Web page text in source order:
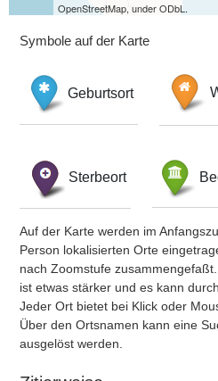
OpenStreetMap, under ODbL.
Symbole auf der Karte
Geburtsort
Sterbeort
Auf der Karte werden im
Person lokalisierten Orte
nach Zoomstufe
ist etwas stärker und es kann
Jeder Ort bietet bei Klick oder
Über den Ortsnamen kann eine
ausgelöst werden.